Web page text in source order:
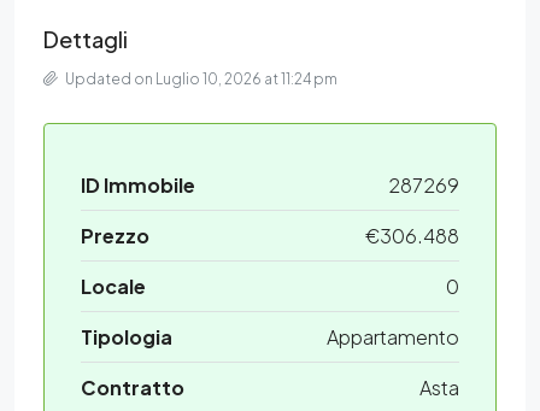
Dettagli
Updated on Luglio 10, 2026 at 11:24 pm
ID Immobile
287269
Prezzo
€306.488
Locale
0
Tipologia
Appartamento
Contratto
Asta